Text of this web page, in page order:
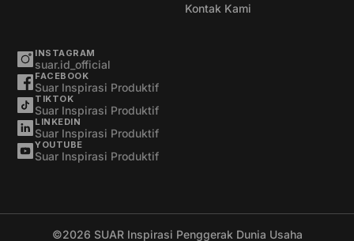
Kontak Kami
INSTAGRAM
suar.id_official
FACEBOOK
Suar Inspirasi Produktif
TIKTOK
Suar Inspirasi Produktif
LINKEDIN
Suar Inspirasi Produktif
YOUTUBE
Suar Inspirasi Produktif
©2026 SUAR Inspirasi Penggerak Dunia Usaha